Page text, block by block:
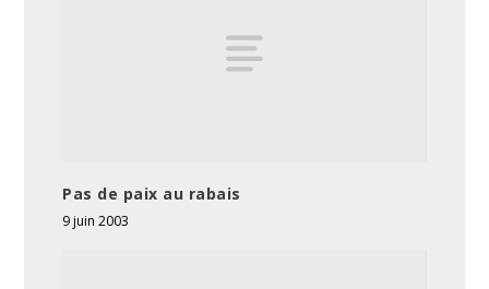
Pas de paix au rabais
9 juin 2003